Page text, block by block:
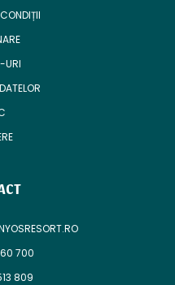
URI
700
809